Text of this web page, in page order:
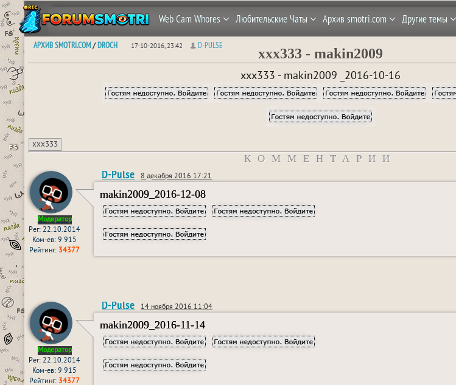
Web Cam Whores Любительские Чаты Архив smotri.com Другие темы
АРХИВ SMOTRI.COM/DROCH 17-10-2016, 23:42 D-PULSE
xxx333 - makin2009
xxx333 - makin2009 _2016-10-16
xxx333
КОММЕНТАРИИ
Модератор
Рег: 22.10.2014
Ком-ев: 9 915
Рейтинг: 34377
D-Pulse 8 декабря 2016 17:21
makin2009_2016-12-08
Модератор
Рег: 22.10.2014
Ком-ев: 9 915
Рейтинг: 34377
D-Pulse 14 ноября 2016 11:04
makin2009_2016-11-14